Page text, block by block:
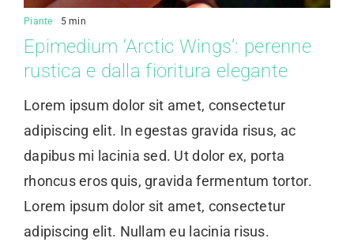
Piante 5 min
Epimedium ‘Arctic Wings’: perenne
rustica e dalla fioritura elegante
Lorem ipsum dolor sit amet, consectetur
adipiscing elit. In egestas gravida risus, ac
dapibus mi lacinia sed. Ut dolor ex, porta
rhoncus eros quis, gravida fermentum tortor.
Lorem ipsum dolor sit amet, consectetur
adipiscing elit. Nullam eu lacinia risus.